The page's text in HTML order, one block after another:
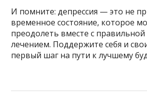
И помните: депрессия — это не
временное состояние, которое
преодолеть вместе с
лечением. Поддержите себя и
первый шаг на пути к лучшему